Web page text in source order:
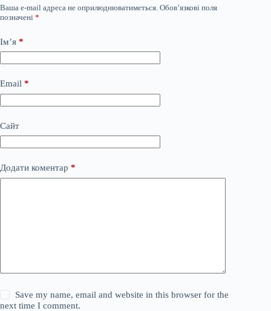
Ваша e-mail адреса не оприлюднюватиметься. Обов’язкові поля
позначені *
Ім’я *
Email *
Сайт
Додати коментар *
Save my name, email and website in this browser for the
next time I comment.